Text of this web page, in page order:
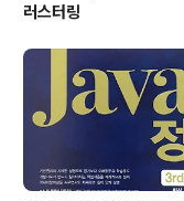
러스터링